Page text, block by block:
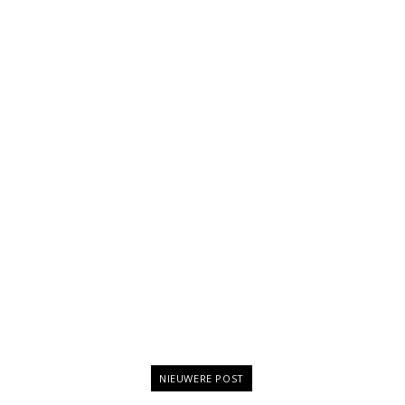
NIEUWERE POST